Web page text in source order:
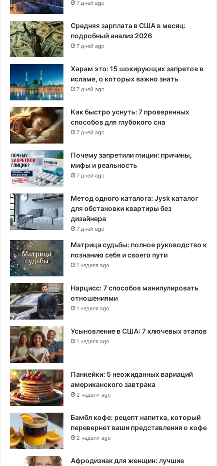
н
с
и
н
е
7 дней ago
Средняя зарплата в США в месяц:
подробный анализ 2026
7 дней ago
Харам это: 15 шокирующих запретов в
исламе, о которых важно знать
7 дней ago
Как быстро уснуть: 7 проверенных
способов для глубокого сна
7 дней ago
Почему запретили глицин: причины,
мифы и реальность
7 дней ago
Метод одного каталога: Jysk каталог
для обстановки квартиры без
дизайнера
7 дней ago
Матрица судьбы: полное руководство к
познанию себя и своего пути
1 неделя ago
Нарцисс: 7 способов манипулировать
отношениями
1 неделя ago
Усыновление в США: 7 ключевых этапов
1 неделя ago
Панкейки: 5 неожиданных вариаций
американского завтрака
2 недели ago
Бамбл кофе: рецепт напитка, который
перевернет ваши представления о кофе
2 недели ago
Афродизиак для женщин: лучшие